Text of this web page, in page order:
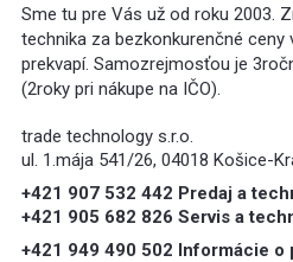
Sme tu pre Vás už od roku 2003.
technika za bezkonkurenčné ceny
prekvapí. Samozrejmosťou je
(2roky pri nákupe na IČO).
trade technology s.r.o.
ul. 1.mája 541/26, 04018 Košice-
+421 907 532 442 Predaj a
+421 905 682 826 Servis a
+421 949 490 502 Informácie o